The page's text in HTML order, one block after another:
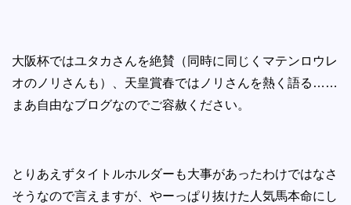
大阪杯ではユタカさんを絶賛（同時に同じくマテンロウレ
オのノリさんも）、天皇賞春ではノリさんを熱く語る……
まあ自由なブログなのでご容赦ください。
とりあえずタイトルホルダーも大事があったわけではなさ
そうなので言えますが、やーっぱり抜けた人気馬本命にし